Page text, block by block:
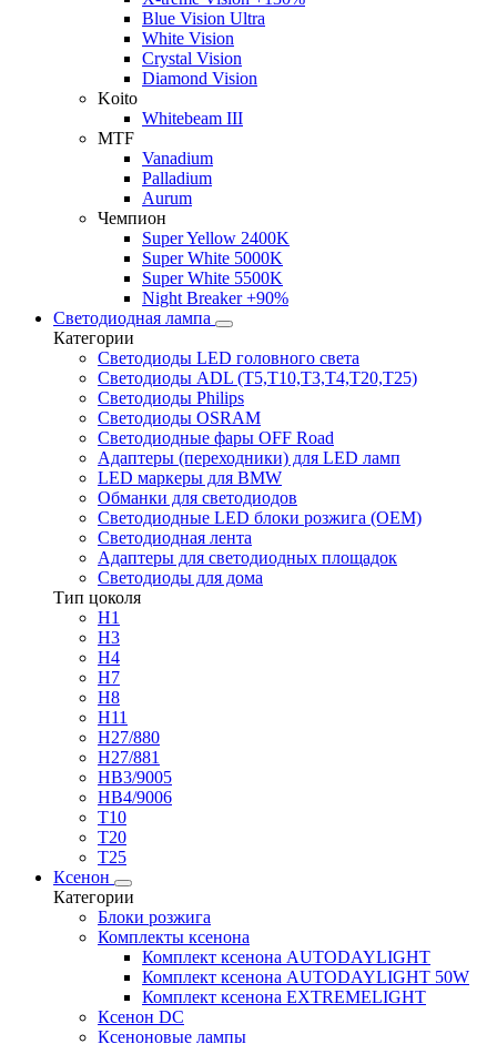
Blue Vision Ultra
White Vision
Crystal Vision
Diamond Vision
Koito
Whitebeam III
MTF
Vanadium
Palladium
Aurum
Чемпион
Super Yellow 2400K
Super White 5000K
Super White 5500K
Night Breaker +90%
Светодиодная лампа
Категории
Светодиоды LED головного света
Светодиоды ADL (T5,T10,T3,T4,T20,T25)
Светодиоды Philips
Светодиоды OSRAM
Светодиодные фары OFF Road
Адаптеры (переходники) для LED ламп
LED маркеры для BMW
Обманки для светодиодов
Светодиодные LED блоки розжига (OEM)
Светодиодная лента
Адаптеры для светодиодных площадок
Светодиоды для дома
Тип цоколя
H1
H3
H4
H7
H8
H11
H27/880
H27/881
HB3/9005
HB4/9006
T10
T20
T25
Ксенон
Категории
Блоки розжига
Комплекты ксенона
Комплект ксенона AUTODAYLIGHT
Комплект ксенона AUTODAYLIGHT 50W
Комплект ксенона EXTREMELIGHT
Ксенон DC
Ксеноновые лампы